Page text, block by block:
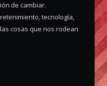
de cambiar.
tecnología,
cosas que nos rodean